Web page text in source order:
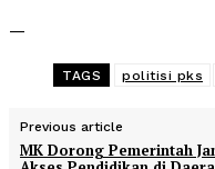
—
TAGS politisi pks
Previous article
MK Dorong Pemerintah